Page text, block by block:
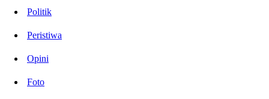
Politik
Peristiwa
Opini
Foto